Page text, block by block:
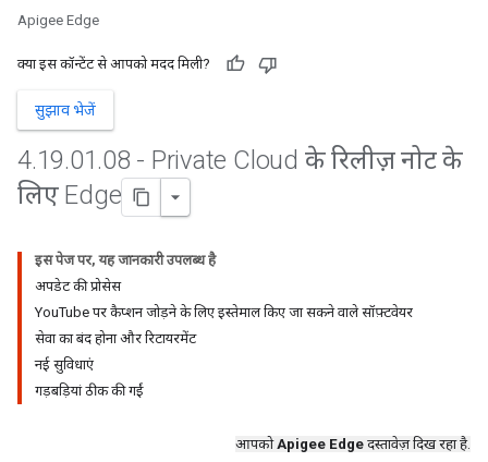
Apigee Edge
क्या इस कॉन्टेंट से आपको मदद मिली?
सुझाव भेजें
4.19.01.08 - Private Cloud के रिलीज़ नोट के
लिए Edge
इस पेज पर, यह जानकारी उपलब्ध है
अपडेट की प्रोसेस
YouTube पर कैप्शन जोड़ने के लिए इस्तेमाल किए जा सकने वाले सॉफ़्टवेयर
सेवा का बंद होना और रिटायरमेंट
नई सुविधाएं
गड़बड़ियां ठीक की गईं
आपकोApigee Edge दस्तावेज़ दिख रहा है.